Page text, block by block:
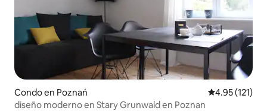
Condo en Poznań Calificación
4.95 (121)
diseño moderno en Stary Grunwald en Poznan